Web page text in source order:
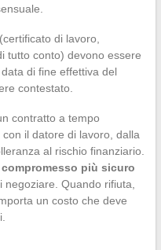
di lavoro,
tutto conto) devono essere
di fine effettiva del
contestato.
contratto a tempo
il datore di lavoro, dalla
al rischio finanziario.
più sicuro
negoziare. Quando rifiuta,
un costo che deve